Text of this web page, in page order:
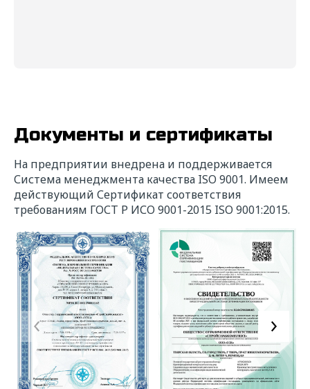
Документы и сертификаты
На предприятии внедрена и поддерживается
Система менеджмента качества ISO 9001. Имеем
действующий Сертификат соответствия
требованиям ГОСТ Р ИСО 9001-2015 ISO 9001:2015.
Политикой обработки персональных
данных"
Отправить